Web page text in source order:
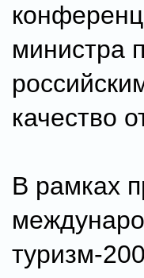
министра
качество
В рамках
туризм-